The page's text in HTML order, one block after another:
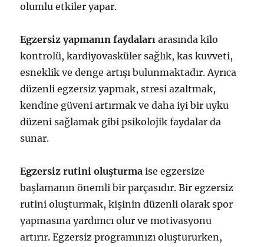
olumlu etkiler yapar.
Egzersiz yapmanın faydaları arasında kilo
kontrolü, kardiyovasküler sağlık, kas kuvveti,
esneklik ve denge artışı bulunmaktadır. Ayrıca
düzenli egzersiz yapmak, stresi azaltmak,
kendine güveni artırmak ve daha iyi bir uyku
düzeni sağlamak gibi psikolojik faydalar da
sunar.
Egzersiz rutini oluşturma ise egzersize
başlamanın önemli bir parçasıdır. Bir egzersiz
rutini oluşturmak, kişinin düzenli olarak spor
yapmasına yardımcı olur ve motivasyonu
artırır. Egzersiz programınızı oluştururken,